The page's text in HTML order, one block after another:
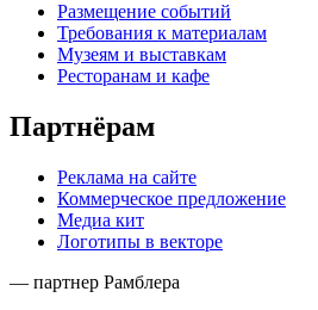
Размещение событий
Требования к материалам
Музеям и выставкам
Ресторанам и кафе
Партнёрам
Реклама на сайте
Коммерческое предложение
Медиа кит
Логотипы в векторе
— партнер Рамблера